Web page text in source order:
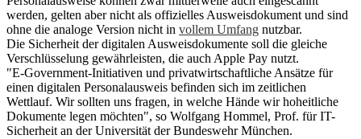
werden, gelten aber nicht als offizielles Ausweisdokument und sind
ohne die analoge Version nicht in vollem Umfang nutzbar.
Die Sicherheit der digitalen Ausweisdokumente soll die gleiche
Verschlüsselung gewährleisten, die auch Apple Pay nutzt.
"E-Government-Initiativen und privatwirtschaftliche Ansätze für
einen digitalen Personalausweis befinden sich im zeitlichen
Wettlauf. Wir sollten uns fragen, in welche Hände wir hoheitliche
Dokumente legen möchten", so Wolfgang Hommel, Prof. für IT-
Sicherheit an der Universität der Bundeswehr München.